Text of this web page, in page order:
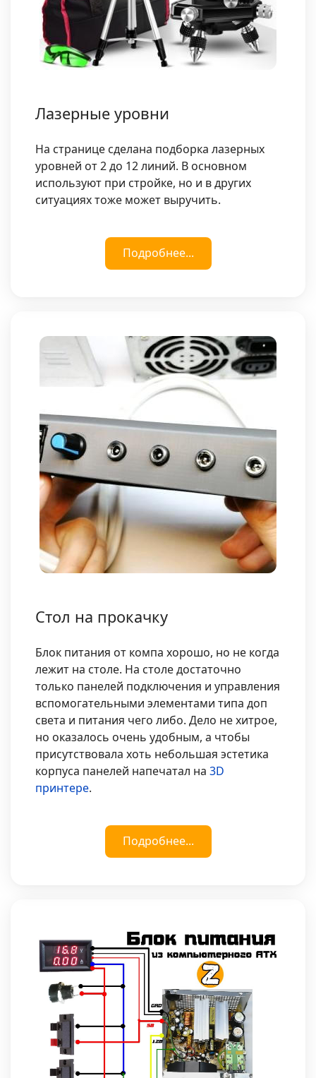
Лазерные уровни
На странице сделана подборка лазерных
уровней от 2 до 12 линий. В основном
используют при стройке, но и в других
ситуациях тоже может выручить.
Подробнее...
Стол на прокачку
Блок питания от компа хорошо, но не когда
лежит на столе. На столе достаточно
только панелей подключения и управления
вспомогательными элементами типа доп
света и питания чего либо. Дело не хитрое,
но оказалось очень удобным, а чтобы
присутствовала хоть небольшая эстетика
корпуса панелей напечатал на 3D
принтере.
Подробнее...